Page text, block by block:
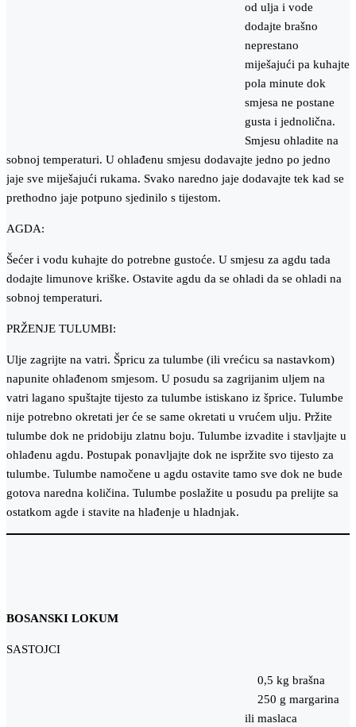
od ulja i vode
dodajte brašno
neprestano
miješajući pa kuhajte
pola minute dok
smjesa ne postane
gusta i jednolična.
Smjesu ohladite na
sobnoj temperaturi. U ohlađenu smjesu dodavajte jedno po jedno
jaje sve miješajući rukama. Svako naredno jaje dodavajte tek kad se
prethodno jaje potpuno sjedinilo s tijestom.
AGDA:
Šećer i vodu kuhajte do potrebne gustoće. U smjesu za agdu tada
dodajte limunove kriške. Ostavite agdu da se ohladi da se ohladi na
sobnoj temperaturi.
PRŽENJE TULUMBI:
Ulje zagrijte na vatri. Špricu za tulumbe (ili vrećicu sa nastavkom)
napunite ohlađenom smjesom. U posudu sa zagrijanim uljem na
vatri lagano spuštajte tijesto za tulumbe istiskano iz šprice. Tulumbe
nije potrebno okretati jer će se same okretati u vrućem ulju. Pržite
tulumbe dok ne pridobiju zlatnu boju. Tulumbe izvadite i stavljajte u
ohlađenu agdu. Postupak ponavljajte dok ne ispržite svo tijesto za
tulumbe. Tulumbe namočene u agdu ostavite tamo sve dok ne bude
gotova naredna količina. Tulumbe poslažite u posudu pa prelijte sa
ostatkom agde i stavite na hlađenje u hladnjak.
BOSANSKI LOKUM
SASTOJCI
0,5 kg brašna
250 g margarina
ili maslaca